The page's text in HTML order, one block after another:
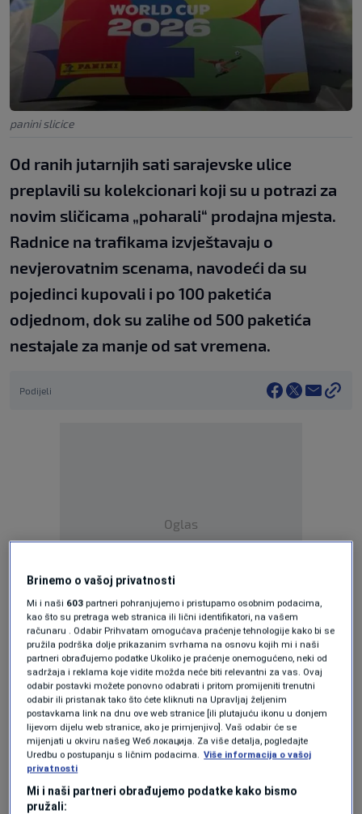
panini slicice
Od ranih jutarnjih sati sarajevske ulice
preplavili su kolekcionari koji su u potrazi za
novim sličicama „poharali“ prodajna mjesta.
Radnice na trafikama izvještavaju o
nevjerovatnim scenama, navodeći da su
pojedinci kupovali i po 100 paketića
odjednom, dok su zalihe od 500 paketića
nestajale za manje od sat vremena.
Podijeli
Oglas
Potraga je za mnoge postala nemoguća misija.
Jedan od kolekcionara potvrdio je da je obišao
preko 50 prodajnih mjesta na relaciji od Ilidže
do Marijin Dvora, ali nije uspio pronaći niti
album niti sličice.
Novine i cijene za Mundijal
Brinemo o vašoj privatnosti
Mi i naši 603 partneri pohranjujemo i pristupamo osobnim podacima,
kao što su pretraga web stranica ili lični identifikatori, na vašem
računaru . Odabir Prihvatam omogućava praćenje tehnologije kako bi se
pružila podrška dolje prikazanim svrhama na osnovu kojih mi i naši
partneri obrađujemo podatke Ukoliko je praćenje onemogućeno, neki od
sadržaja i reklama koje vidite možda neće biti relevantni za vas. Ovaj
odabir postavki možete ponovno odabrati i pritom promijeniti trenutni
odabir ili pristanak tako što ćete kliknuti na Upravljaj željenim
postavkama link na dnu ove web stranice [ili plutajuću ikonu u donjem
lijevom dijelu web stranice, ako je primjenjivo]. Vaš odabir će se
mijenjati u okviru našeg Wеб локација. Za više detalja, pogledajte
Uredbu o postupanju s ličnim podacima. Više informacija o vašoj
privatnosti
Mi i naši partneri obrađujemo podatke kako bismo
pružali: